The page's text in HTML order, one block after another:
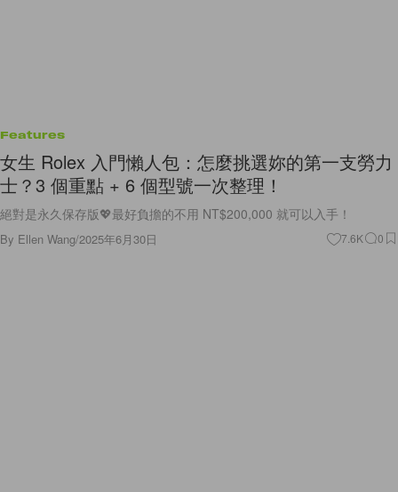
Features
女生 Rolex 入門懶人包：怎麼挑選妳的第一支勞力
士？3 個重點 + 6 個型號一次整理！
絕對是永久保存版💖最好負擔的不用 NT$200,000 就可以入手！
By Ellen Wang/2025年6月30日 7.6K 0